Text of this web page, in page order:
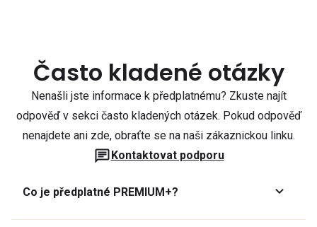
Často kladené otázky
Nenašli jste informace k předplatnému? Zkuste najít
odpověď v sekci často kladených otázek. Pokud odpověď
nenajdete ani zde, obraťte se na naši zákaznickou linku.
Kontaktovat podporu
Co je předplatné PREMIUM+?